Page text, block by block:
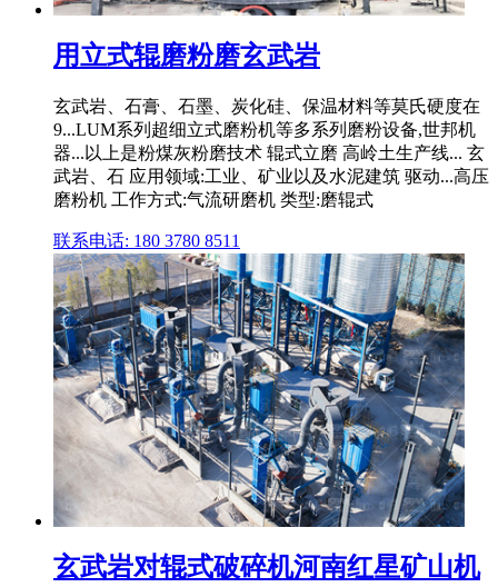
用立式辊磨粉磨玄武岩
玄武岩、石膏、石墨、炭化硅、保温材料等莫氏硬度在
9...LUM系列超细立式磨粉机等多系列磨粉设备,世邦机
器...以上是粉煤灰粉磨技术 辊式立磨 高岭土生产线... 玄
武岩、石 应用领域:工业、矿业以及水泥建筑 驱动...高压
磨粉机 工作方式:气流研磨机 类型:磨辊式
联系电话: 180 3780 8511
玄武岩对辊式破碎机河南红星矿山机